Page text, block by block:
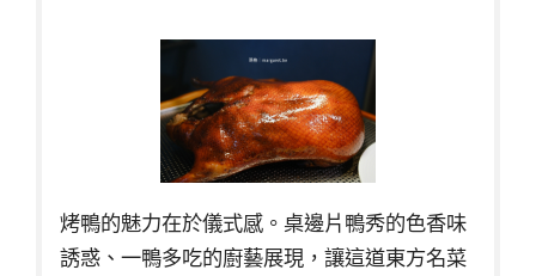
烤鴨的魅力在於儀式感。桌邊片鴨秀的色香味
誘惑、一鴨多吃的廚藝展現，讓這道東方名菜